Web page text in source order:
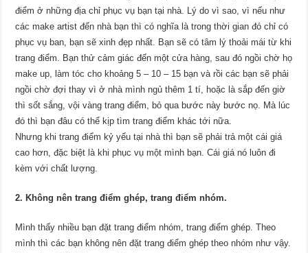
điểm ở những địa chỉ phục vụ bạn tại nhà. Lý do vì sao, vì nếu như
các make artist đến nhà bạn thì có nghĩa là trong thời gian đó chỉ có
phục vụ ban, bạn sẽ xinh đẹp nhất. Bạn sẽ có tâm lý thoải mái từ khi
trang điểm. Bạn thử cảm giác đến một cửa hàng, sau đó ngồi chờ họ
make up, làm tóc cho khoảng 5 – 10 – 15 bạn và rồi các bạn sẽ phải
ngồi chờ đợi thay vì ở nhà mình ngủ thêm 1 tí, hoặc là sắp đến giờ
thì sốt sắng, vội vàng trang điểm, bỏ qua bước này bước nọ. Mà lúc
đó thì bạn đâu có thể kịp tìm trang điểm khác tới nữa.
Nhưng khi trang điểm kỷ yếu tại nhà thì bạn sẽ phải trả một cái giá
cao hơn, đặc biệt là khi phục vụ một mình bạn. Cái giá nó luôn đi
kèm với chất lượng.
2. Không nên trang điểm ghép, trang điểm nhóm.
Mình thấy nhiều bạn đặt trang điểm nhóm, trang điểm ghép. Theo
mình thì các bạn không nên đặt trang điểm ghép theo nhóm như vậy.